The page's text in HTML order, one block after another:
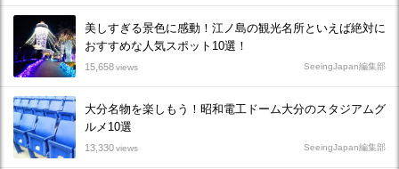
美しすぎる景色に感動！江ノ島の観光名所といえば絶対に
おすすめな人気スポット10選！
15,658views SeeingJapan編集部
大分名物を楽しもう！昭和電工ドーム大分のスタジアムグ
ルメ10選
13,330views SeeingJapan編集部